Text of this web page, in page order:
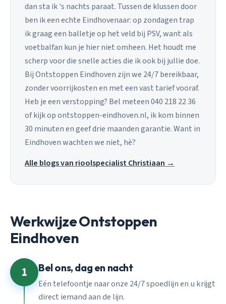
dan sta ik 's nachts paraat. Tussen de klussen door
ben ik een echte Eindhovenaar: op zondagen trap
ik graag een balletje op het veld bij PSV, want als
voetbalfan kun je hier niet omheen. Het houdt me
scherp voor die snelle acties die ik ook bij jullie doe.
Bij Ontstoppen Eindhoven zijn we 24/7 bereikbaar,
zonder voorrijkosten en met een vast tarief vooraf.
Heb je een verstopping? Bel meteen 040 218 22 36
of kijk op ontstoppen-eindhoven.nl, ik kom binnen
30 minuten en geef drie maanden garantie. Want in
Eindhoven wachten we niet, hè?
Alle blogs van rioolspecialist Christiaan →
Werkwijze Ontstoppen
Eindhoven
1 Bel ons, dag en nacht
Eén telefoontje naar onze 24/7 spoedlijn en u krijgt
direct iemand aan de lijn.